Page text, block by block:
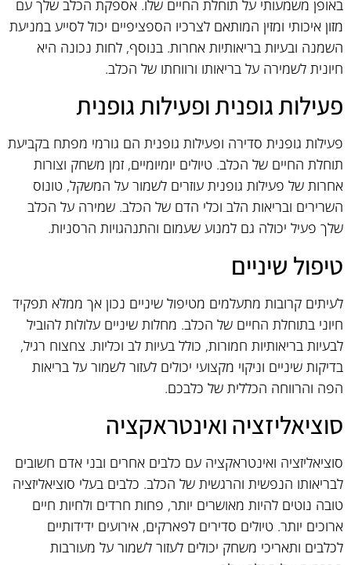
באופן משמעותי על תוחלת החיים שלו. אספקת הכלב שלך עם
מזון איכותי ומזין המותאם לצרכיו הספציפיים יכול לסייע במניעת
השמנה ובעיות בריאותיות אחרות. בנוסף, לחות נכונה היא
חיונית לשמירה על בריאותו ורווחתו של הכלב.
פעילות גופנית ופעילות גופנית
פעילות גופנית סדירה ופעילות גופנית הם גורמי מפתח בקביעת
תוחלת החיים של הכלב. טיולים יומיומיים, זמן משחק וצורות
אחרות של פעילות גופנית עוזרים לשמור על המשקל, טונוס
השרירים ובריאות הלב וכלי הדם של הכלב. שמירה על הכלב
שלך פעיל יכולה גם למנוע שעמום והתנהגויות הרסניות.
טיפול שיניים
לעיתים קרובות מתעלמים מטיפול שיניים נכון אך ממלא תפקיד
חיוני בתוחלת החיים של הכלב. מחלות שיניים עלולות להוביל
לבעיות בריאותיות חמורות, כולל בעיות לב וכליות. צחצוח רגיל,
בדיקות שיניים וניקוי מקצועי יכולים לעזור לשמור על בריאות
הפה והרווחה הכללית של כלבכם.
סוציאליזציה ואינטראקציה
סוציאליזציה ואינטראקציה עם כלבים אחרים ובני אדם חשובים
לבריאותו הנפשית והרגשית של הכלב. כלבים בעלי סוציאליזציה
טובה נוטים להיות מאושרים יותר, פחות חרדים ולחיות חיים
ארוכים יותר. טיולים סדירים לפארקים, אירועים ידידותיים
לכלבים ותאריכי משחק יכולים לעזור לשמור על מעורבות